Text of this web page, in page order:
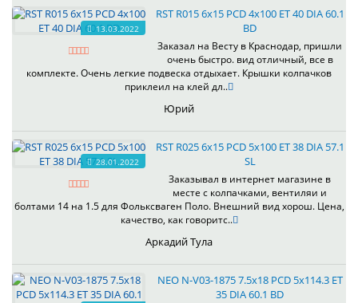
13.03.2022
RST R015 6x15 PCD 4x100 ET 40 DIA 60.1
BD
Заказал на Весту в Краснодар, пришли
очень быстро. вид отличный, все в
комплекте. Очень легкие подвеска отдыхает. Крышки колпачков
приклеил на клей дл..
Юрий
28.01.2022
RST R025 6x15 PCD 5x100 ET 38 DIA 57.1
SL
Заказывал в интернет магазине в
месте с колпачками, вентиляи и
болтами 14 на 1.5 для Фольксваген Поло. Внешний вид хорош. Цена,
качество, как говоритс..
Аркадий Тула
NEO N-V03-1875 7.5x18 PCD 5x114.3 ET
35 DIA 60.1 BD